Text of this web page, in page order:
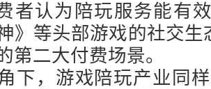
者认为陪玩服务能有
》等头部游戏的社交
第二大付费场景。
下，游戏陪玩产业同